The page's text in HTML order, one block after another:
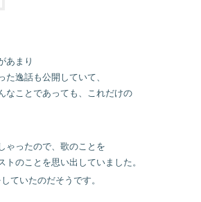
あまり
逸話も公開していて、
なことであっても、これだけの
ゃったので、歌のことを
のことを思い出していました。
ていたのだそうです。